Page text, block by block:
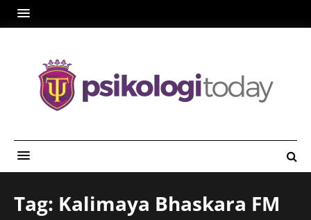
Tag: Kalimaya Bhaskara FM